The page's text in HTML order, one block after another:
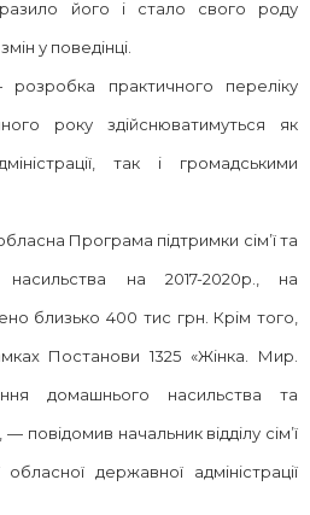
його і стало свого роду
у поведінці.
практичного переліку
року здійснюватимуться як
так і громадськими
Програма підтримки сім’ї та
на 2017-2020р., на
близько 400 тис грн. Крім того,
Постанови 1325 «Жінка. Мир.
домашнього насильства та
повідомив начальник відділу сім’ї
державної адміністрації